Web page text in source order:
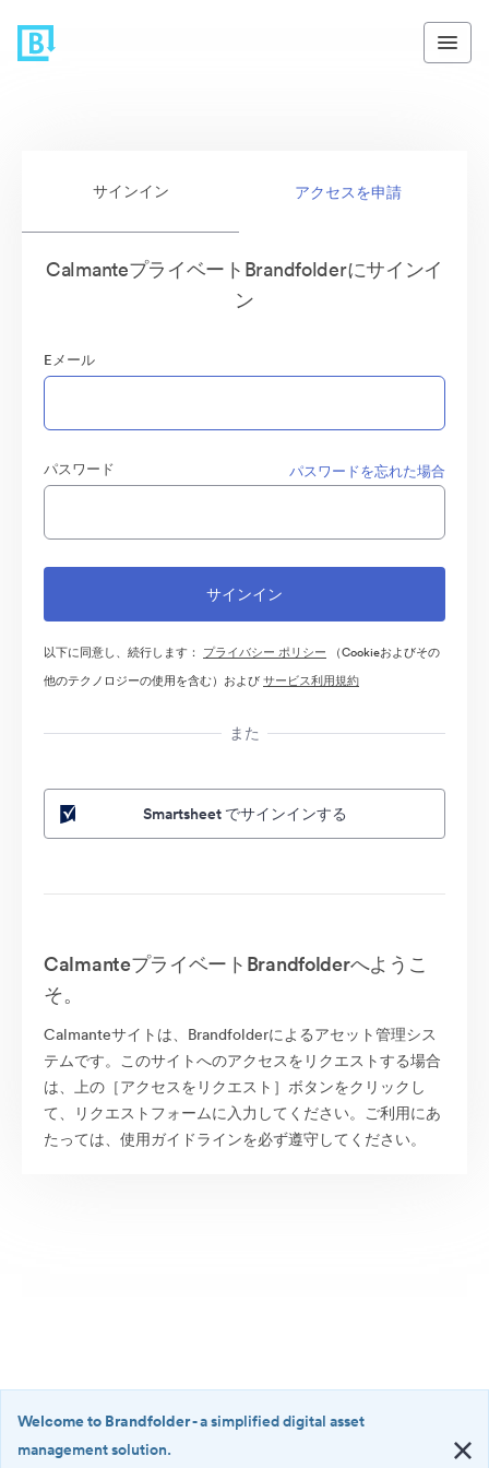
サインイン アクセスを申請
CalmanteプライベートBrandfolderにサインイ
ン
Eメール
パスワード パスワードを忘れた場合
以下に同意し、続行します： プライバシー ポリシー （Cookieおよびその
他のテクノロジーの使用を含む）およびサービス利用規約
また
Smartsheet でサインインする
CalmanteプライベートBrandfolderへようこ
そ。
Calmanteサイトは、Brandfolderによるアセット管理シス
テムです。このサイトへのアクセスをリクエストする場合
は、上の［アクセスをリクエスト］ボタンをクリックし
て、リクエストフォームに入力してください。ご利用にあ
たっては、使用ガイドラインを必ず遵守してください。
Welcome to Brandfolder- a simplified digital asset
management solution.